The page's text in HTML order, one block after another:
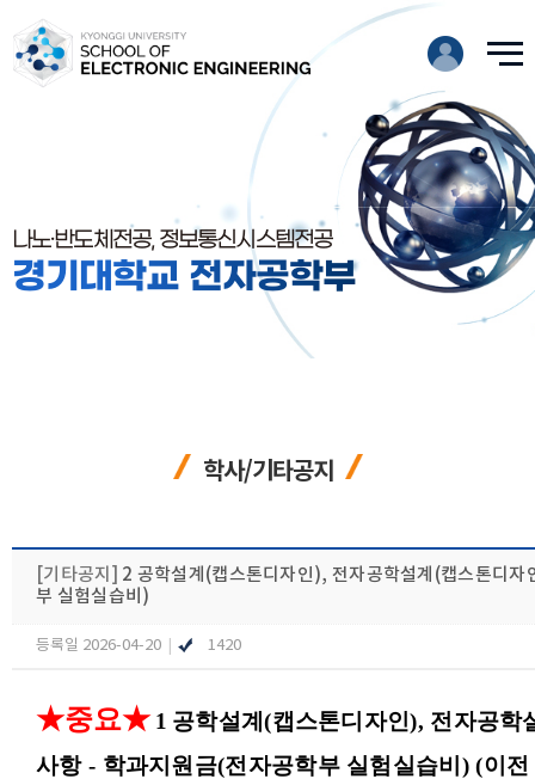
나노·반도체전공, 정보통신시스템전공
경기대학교 전자공학부
학사/기타공지
[기타공지]
2 공학설계(캡스톤디자인), 전자공학설계(캡스톤디
부 실험실습비)
등록일 2026-04-20 1420
★중요★ 1 공학설계(캡스톤디자인), 전자공학
사항 - 학과지원금(전자공학부 실험실습비)(이전